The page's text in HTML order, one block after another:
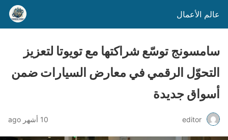
عالم الأعمال
سامسونج توسّع شراكتها مع تويوتا لتعزيز
التحوّل الرقمي في معارض السيارات ضمن
أسواق جديدة
editor 10 أشهر ago